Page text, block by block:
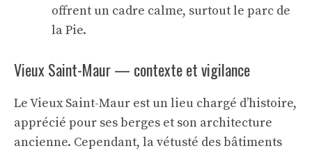
offrent un cadre calme, surtout le parc de
la Pie.
Vieux Saint-Maur — contexte et vigilance
Le Vieux Saint-Maur est un lieu chargé d’histoire,
apprécié pour ses berges et son architecture
ancienne. Cependant, la vétusté des bâtiments